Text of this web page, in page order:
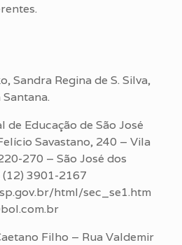
Sandra Regina de S. Silva,
Educação de São José
Savastano, 240 – Vila
270 – São José dos
(12) 3901-2167
html/sec_se1.htm
Filho – Rua Valdemir